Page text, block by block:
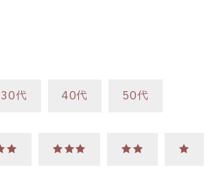
30代 40代 50代
★★★ ★★ ★